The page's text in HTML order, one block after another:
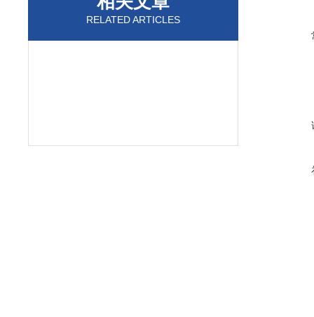
RELATED ARTICLES